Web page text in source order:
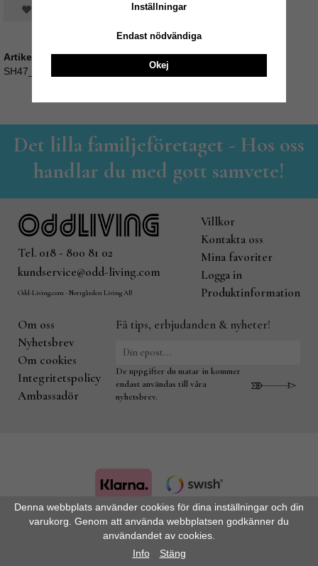
Spara som favorit
Artikelnummer:
SH47_698107
Det lilla familjeföretaget - Hos oss
handlar du med gott samvete!
Tel. 018 - 800 81 02
kundservice@odd-living.com
Odd-Living.com - Norrgården Living AB
Villkor
Kontakta oss
Mina favoriter
Logga in
Produktinformation
Om oss
Nyhetsbrev
Om cookies
Integritetspolicy
Ambassadör
Få tips, erbjudanden & nyheter!
De uppgifter du matar in kommer
endast användas till våra
nyhetsbrev.
Drift & produktion:Wikinggruppen
Denna webbplats använder cookies för dina inställningar och din
varukorg. Genom att använda webbplatsen godkänner du
användandet av cookies.
Info
Stäng
Inställningar
Endast nödvändiga
Okej